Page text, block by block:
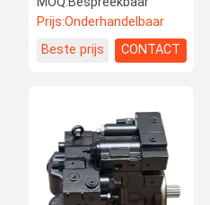
Neem
Nieuws
Company
News
LG920E, 922E, 925E, And
926E Excavators.
Prijs:Onderhandelbaar
Beste prijs
CONTACT